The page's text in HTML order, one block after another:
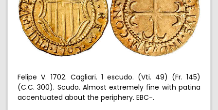
Felipe V. 1702. Cagliari. 1 escudo. (Vti. 49) (Fr. 145)
(C.C. 300). Scudo. Almost extremely fine with patina
accentuated about the periphery. EBC-.